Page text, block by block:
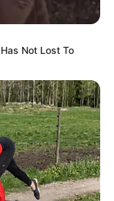
τον
φόβο του,
«Βρισκόμαστε
Not Lost To